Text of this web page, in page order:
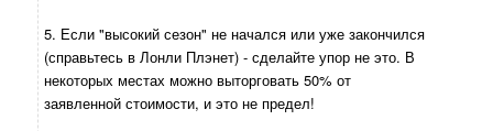
5. Если "высокий сезон" не начался или уже закончился
(справьтесь в Лонли Плэнет) - сделайте упор не это. В
некоторых местах можно выторговать 50% от
заявленной стоимости, и это не предел!